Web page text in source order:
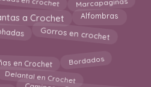
a Crochet Alfombras
Gorros en crochet
en Crochet Bordados
Delantal en Crochet